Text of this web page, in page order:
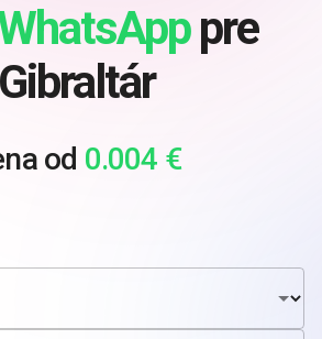
pre
Gibraltár
od 0.004 €